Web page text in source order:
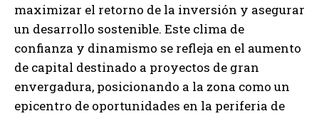
maximizar el retorno de la inversión y asegurar
un desarrollo sostenible. Este clima de
confianza y dinamismo se refleja en el aumento
de capital destinado a proyectos de gran
envergadura, posicionando a la zona como un
epicentro de oportunidades en la periferia de